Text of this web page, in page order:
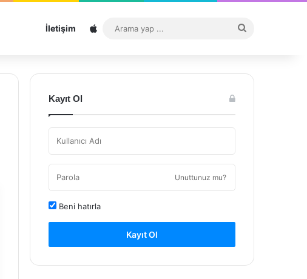
İletişim Sitemap
...
Kayıt Ol
Unuttunuz mu?
Beni hatırla
Kayıt Ol